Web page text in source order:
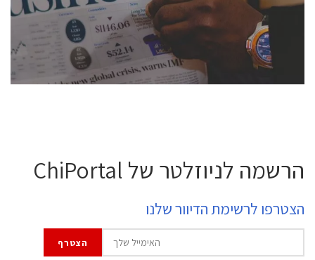
professional experts, and senior executives.
לחץ לפרטים
הרשמה לניוזלטר של ChiPortal
הצטרפו לרשימת הדיוור שלנו